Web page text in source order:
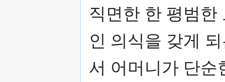
직면한 한 평범한
인 의식을 갖게
서 어머니가 단순